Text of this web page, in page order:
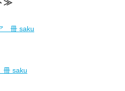
≫
冊 saku
冊 saku